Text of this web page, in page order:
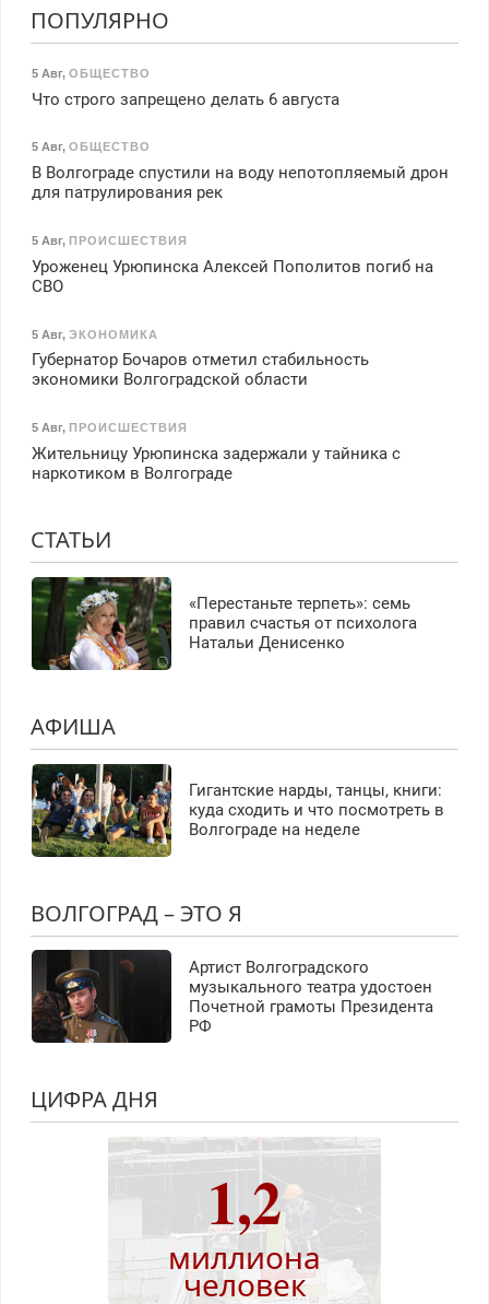
ПОПУЛЯРНО
5 Авг, ОБЩЕСТВО
Что строго запрещено делать 6 августа
5 Авг, ОБЩЕСТВО
В Волгограде спустили на воду непотопляемый дрон
для патрулирования рек
5 Авг, ПРОИСШЕСТВИЯ
Уроженец Урюпинска Алексей Пополитов погиб на
СВО
5 Авг, ЭКОНОМИКА
Губернатор Бочаров отметил стабильность
экономики Волгоградской области
5 Авг, ПРОИСШЕСТВИЯ
Жительницу Урюпинска задержали у тайника с
наркотиком в Волгограде
СТАТЬИ
«Перестаньте терпеть»: семь
правил счастья от психолога
Натальи Денисенко
АФИША
Гигантские нарды, танцы, книги:
куда сходить и что посмотреть в
Волгограде на неделе
ВОЛГОГРАД – ЭТО Я
Артист Волгоградского
музыкального театра удостоен
Почетной грамоты Президента
РФ
ЦИФРА ДНЯ
1,2
миллиона
человек